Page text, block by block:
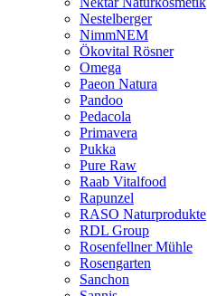
Nestelberger
NimmNEM
Ökovital Rösner
Omega
Paeon Natura
Pandoo
Pedacola
Primavera
Pukka
Pure Raw
Raab Vitalfood
Rapunzel
RASO Naturprodukte
RDL Group
Rosenfellner Mühle
Rosengarten
Sanchon